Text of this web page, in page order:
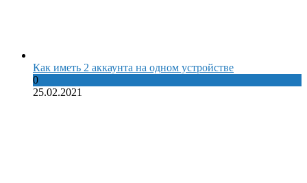
Как иметь 2 аккаунта на одном устройстве
0
25.02.2021